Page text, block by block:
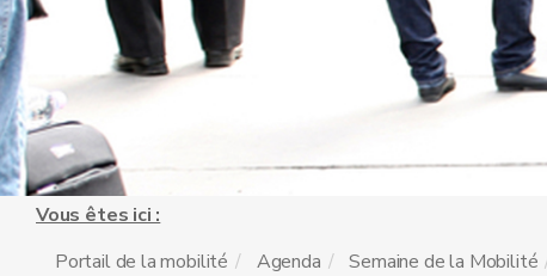
Vous êtes ici :
Portail de la mobilité
Agenda Semaine de la Mobilité